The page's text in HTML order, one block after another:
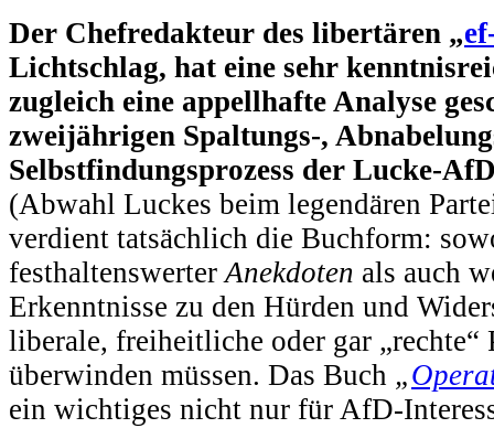
Der Chefredakteur des libertären „
Lichtschlag, hat eine sehr
zugleich eine appellhafte Analyse
zweijährigen Spaltungs-,
Selbstfindungsprozess der Lucke-
(Abwahl Luckes beim legendären
verdient tatsächlich die Buchform:
festhaltenswerterAnekdoten als auch
Erkenntnisse zu den Hürden und
liberale, freiheitliche oder gar „rechte“
überwinden müssen. Das Buch „
ein wichtiges nicht nur für AfD-